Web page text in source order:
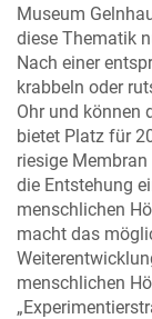
Museum
diese Thematik
Nach einer
krabbeln oder
Ohr und können
bietet Platz für
riesige
die Entstehung
menschlichen
macht das
menschlichen